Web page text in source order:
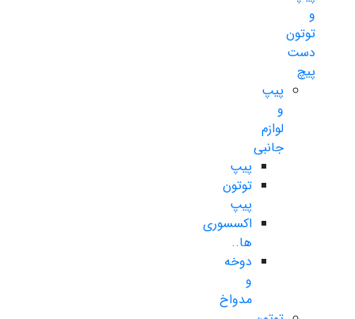
و
توتون
دست
پیچ
پیپ
و
لوازم
جانبی
پیپ
توتون
پیپ
اکسسوری
ها..
دوخه
و
مدواخ